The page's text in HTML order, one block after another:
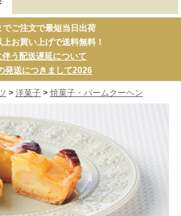
でご注文で最短当日出荷
お買い上げで送料無料！
う配送遅延について
発送につきまして2026
> 洋菓子> 焼菓子・バームクーヘン